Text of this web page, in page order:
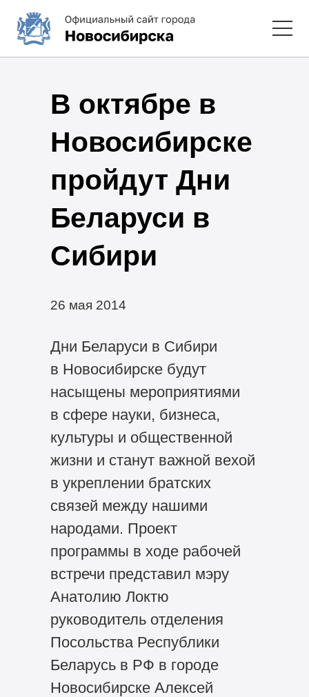
В октябре в
Новосибирске
пройдут Дни
Беларуси в
Сибири
26 мая 2014
Дни Беларуси в Сибири
в Новосибирске будут
насыщены мероприятиями
в сфере науки, бизнеса,
культуры и общественной
жизни и станут важной вехой
в укреплении братских
связей между нашими
народами. Проект
программы в ходе рабочей
встречи представил мэру
Анатолию Локтю
руководитель отделения
Посольства Республики
Беларусь в РФ в городе
Новосибирске Алексей